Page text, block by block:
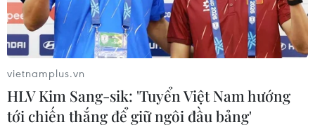
Sydney.
vietnamplus.vn
HLV Kim Sang-sik: 'Tuyển Việt Nam hướng
tới chiến thắng để giữ ngôi đầu bảng'